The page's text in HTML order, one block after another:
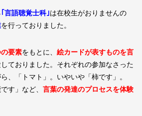
｢言語聴覚士科｣は在校生がおりませんの
を行っておりました。
要素をもとに、絵カードが表すものを言
ておりました。それぞれの参加なさった
、「トマト」。いやいや「柿です」。
です」など、言葉の発達のプロセスを体験